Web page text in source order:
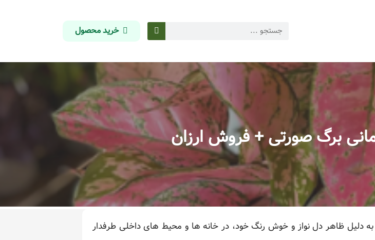
خرید محصول
برگ صورتی + فروش ارزان
دلیل ظاهر دل نواز و خوش رنگ خود، در خانه ها و محیط های داخلی طرفدار